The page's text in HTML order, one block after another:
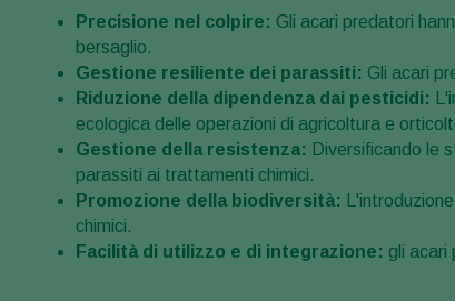
Precisione nel colpire: Gli acari predatori
bersaglio.
Gestione resiliente dei parassiti: Gli acari
Riduzione della dipendenza dai pesticidi:
ecologica delle operazioni di agricoltura e
Gestione della resistenza: Diversificando le
parassiti ai trattamenti chimici.
Promozione della biodiversità:
chimici.
Facilità di utilizzo e di integrazione: gli acari